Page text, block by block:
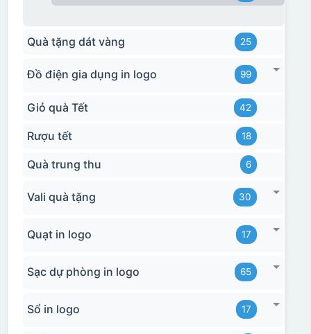
Quà tặng dát vàng 25
Đồ điện gia dụng in logo 99
Giỏ quà Tết 42
Rượu tết 18
Quà trung thu 6
Vali quà tặng 30
Quạt in logo 17
Sạc dự phòng in logo 65
Sổ in logo 17